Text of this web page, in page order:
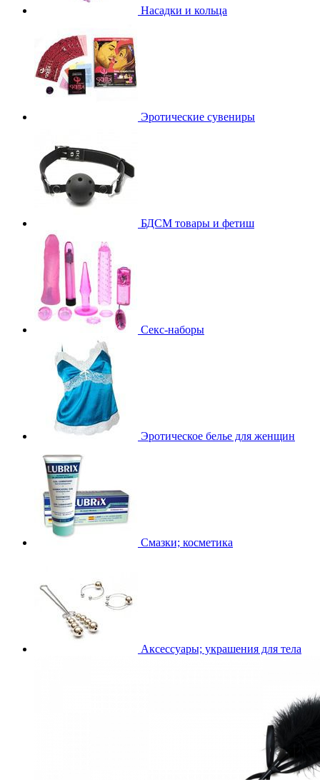
Насадки и кольца
Эротические сувениры
БДСМ товары и фетиш
Секс-наборы
Эротическое белье для женщин
Смазки; косметика
Аксессуары; украшения для тела